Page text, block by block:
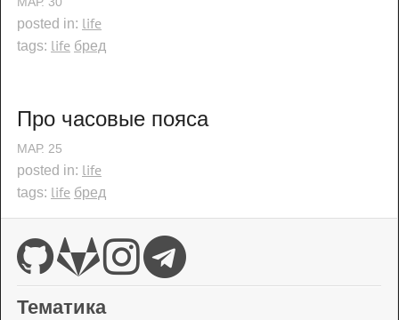
posted in: life
tags: life бред
Про часовые пояса
МАР. 25
posted in: life
tags: life бред
Тематика